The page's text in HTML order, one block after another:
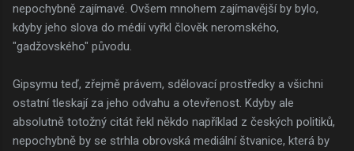
nepochybně zajímavé. Ovšem mnohem zajímavější by bylo,
kdyby jeho slova do médií vyřkl člověk neromského,
"gadžovského" původu.
Gipsymu teď, zřejmě právem, sdělovací prostředky a všichni
ostatní tleskají za jeho odvahu a otevřenost. Kdyby ale
absolutně totožný citát řekl někdo například z českých politiků,
nepochybně by se strhla obrovská mediální štvanice, která by